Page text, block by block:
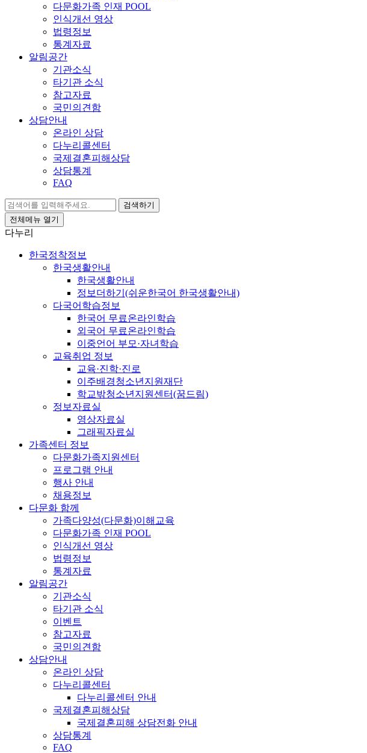
다문화가족 인재 POOL
인식개선 영상
법령정보
통계자료
알림공간
기관소식
타기관 소식
참고자료
국민의견함
상담안내
온라인 상담
다누리콜센터
국제결혼피해상담
상담통계
FAQ
검색하기
전체메뉴 열기
다누리
한국정착정보
한국생활안내
한국생활안내
정보더하기(쉬운한국어 한국생활안내)
다국어학습정보
한국어 무료온라인학습
외국어 무료온라인학습
이중언어 부모·자녀학습
교육취업 정보
교육·진학·진로
이주배경청소년지원재단
학교밖청소년지원센터(꿈드림)
정보자료실
영상자료실
그래픽자료실
가족센터 정보
다문화가족지원센터
프로그램 안내
행사 안내
채용정보
다문화 함께
가족다양성(다문화)이해교육
다문화가족 인재 POOL
인식개선 영상
법령정보
통계자료
알림공간
기관소식
타기관 소식
이벤트
참고자료
국민의견함
상담안내
온라인 상담
다누리콜센터
다누리콜센터 안내
국제결혼피해상담
국제결혼피해 상담전화 안내
상담통계
FAQ